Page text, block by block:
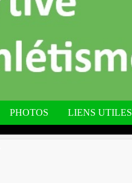
PHOTOS LIENS UTILES